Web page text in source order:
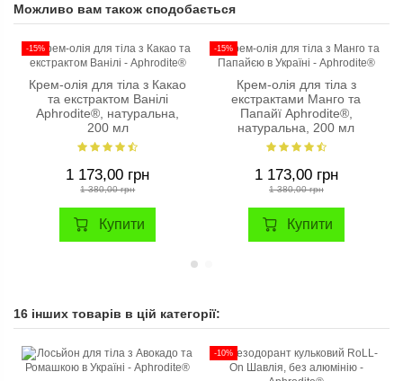
Можливо вам також сподобається
-15%
Крем-олія для тіла з Какао
та екстрактом Ванілі
Aphrodite®, натуральна,
200 мл
1 173,00 грн
1 380,00 грн
Купити
-15%
Крем-олія для тіла з
екстрактами Манго та
Папайї Aphrodite®,
натуральна, 200 мл
1 173,00 грн
1 380,00 грн
Купити
16 інших товарів в цій категорії:
-10%